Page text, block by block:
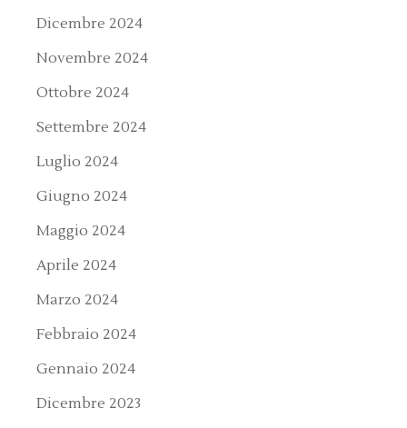
Dicembre 2024
Novembre 2024
Ottobre 2024
Settembre 2024
Luglio 2024
Giugno 2024
Maggio 2024
Aprile 2024
Marzo 2024
Febbraio 2024
Gennaio 2024
Dicembre 2023